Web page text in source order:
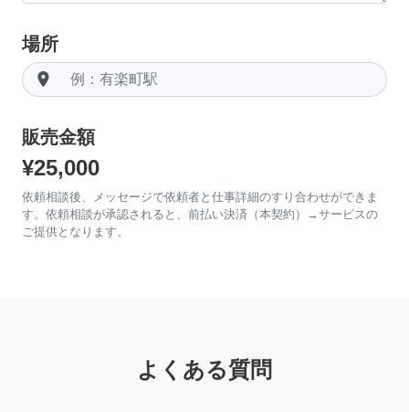
場所
room
販売金額
¥25,000
依頼相談後、メッセージで依頼者と仕事詳細のすり合わせができま
す。依頼相談が承認されると、前払い決済（本契約）→サービスの
ご提供となります。
よくある質問